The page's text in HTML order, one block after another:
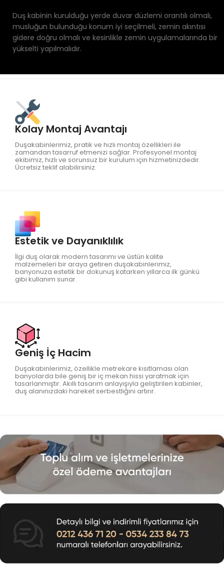
Duş kabinin kurulduğu yerde duvar düzlemi orantılı olmalı,
musluğun bulunduğu konum iyi seçilmeli, zemin akıntısı
gidere doğru olmalı ve kesinlikle zemin uygulamalarında bir
yükselti yapılmalıdır.
Kolay Montaj Avantajı
Duşakabinlerimiz, pratik ve hızlı montaj özellikleri ile
zamandan tasarruf etmenizi sağlar. Profesyonel montaj
ekibimiz, hızlı ve sorunsuz bir kurulum için hizmetinizdedir.
Ücretsiz teklif alabilirsiniz.
Estetik ve Dayanıklılık
İlgi duş olarak modern tasarımı ve üstün kalite
malzemeleri bir araya getiren duşakabinlerimiz,
banyonuza estetik bir dokunuş katarken yıllarca ilk günkü
gibi kullanım sunar.
Geniş İç Hacim
Duşakabinlerimiz, özellikle metrekare kısıtlaması olan
banyolarda bile geniş bir iç mekan hissi yaratmak için
tasarlanmıştır. Akıllı tasarım anlayışıyla geliştirilen kabinler,
duş alanınızdaki hareket serbestliğini artırır.